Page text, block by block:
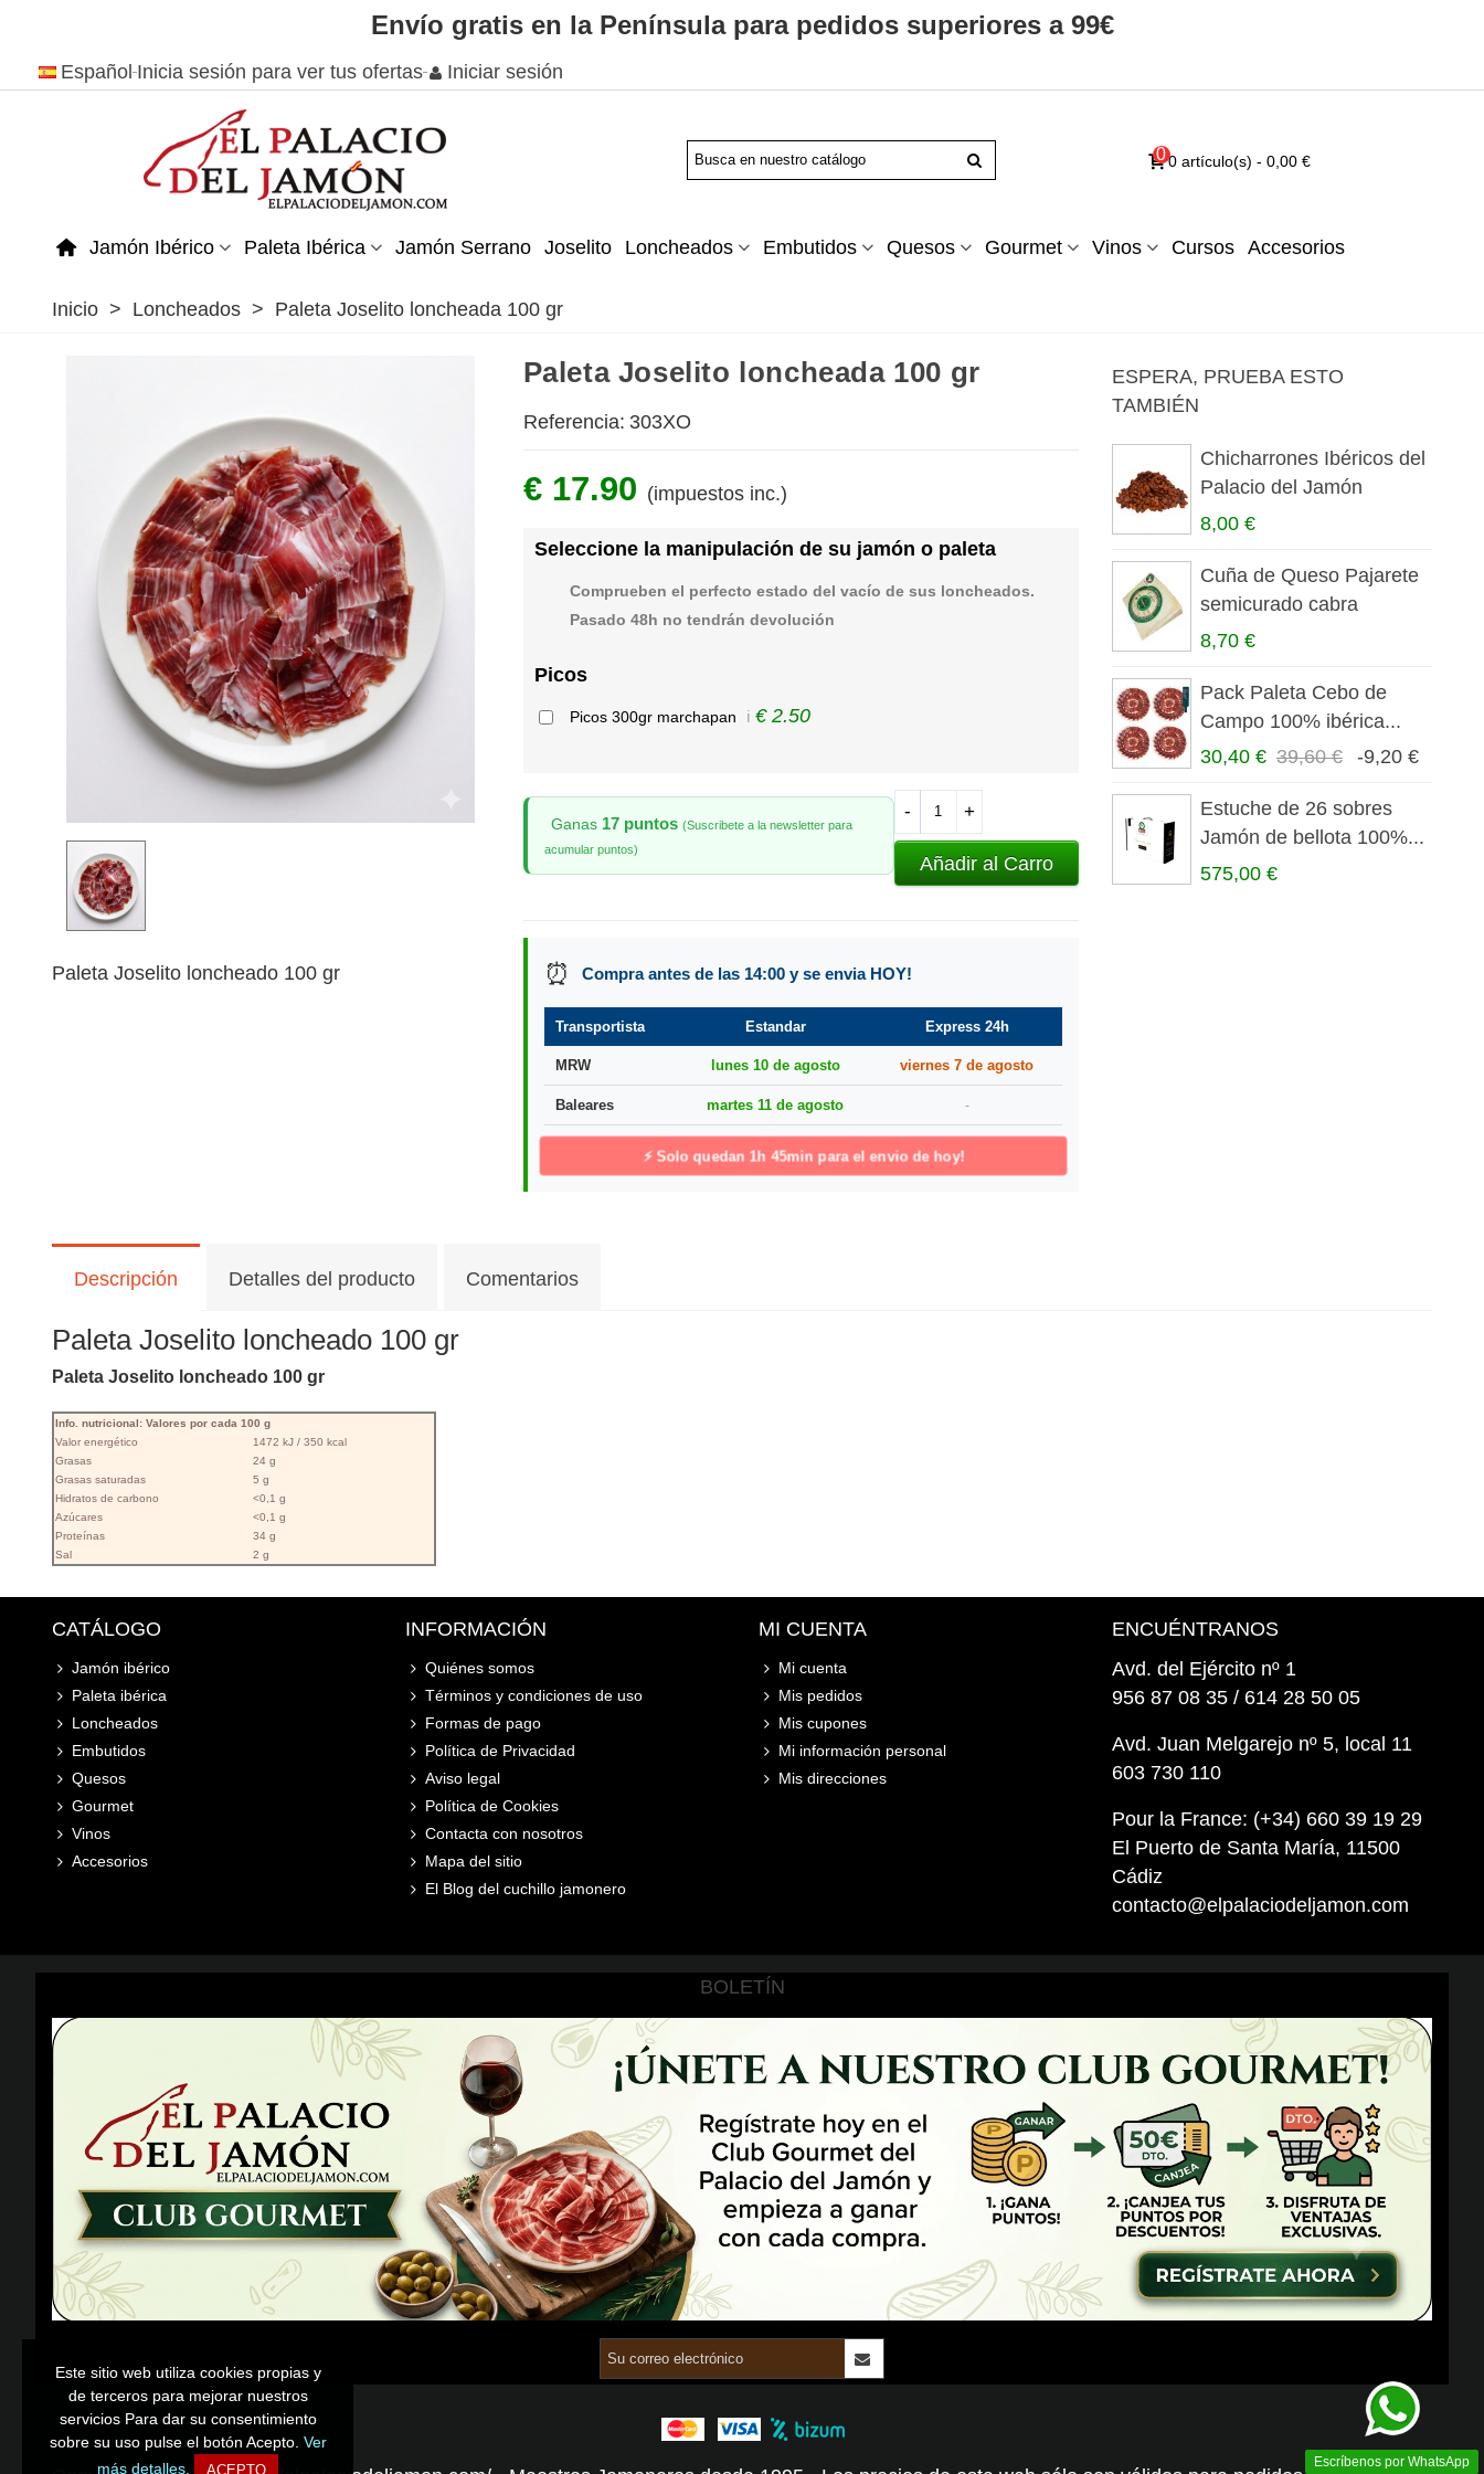
Envío gratis en la Península para pedidos superiores a 99€
Español Inicia sesión para ver tus ofertas Iniciar sesión
00 artículo(s) - 0,00 €
Jamón Ibérico Paleta Ibérica Jamón Serrano Joselito Loncheados Embutidos Quesos Gourmet Vinos Cursos Accesorios
Inicio > Loncheados > Paleta Joselito loncheada 100 gr
Paleta Joselito loncheado 100 gr
Paleta Joselito loncheada 100 gr
Referencia: 303XO
€ 17.90 (impuestos inc.)
Seleccione la manipulación de su jamón o paleta
Comprueben el perfecto estado del vacío de sus loncheados.
Pasado 48h no tendrán devolución
Picos
Picos 300gr marchapan ℹ️ € 2.50
Ganas 17 puntos (Suscribete a la newsletter para
acumular puntos)
- +
Añadir al Carro
⏰ Compra antes de las 14:00 y se envia HOY!
Transportista Estandar Express 24h
MRW lunes 10 de agosto viernes 7 de agosto
Baleares martes 11 de agosto -
⚡ Solo quedan1h 45min para el envio de hoy!
Este sitio web utiliza cookies propias y
de terceros para mejorar nuestros
servicios Para dar su consentimiento
sobre su uso pulse el botón Acepto. Ver
más detalles.
ACEPTO
ESPERA, PRUEBA ESTO
TAMBIÉN
Chicharrones Ibéricos del
Palacio del Jamón
8,00 €
Cuña de Queso Pajarete
semicurado cabra
8,70 €
Pack Paleta Cebo de
Campo 100% ibérica...
30,40 € 39,60 € -9,20 €
Estuche de 26 sobres
Jamón de bellota 100%...
575,00 €
Descripción Detalles del producto Comentarios
Paleta Joselito loncheado 100 gr
Paleta Joselito loncheado 100 gr
Info. nutricional: Valores por cada 100 g
Valor energético
1472 kJ / 350 kcal
Grasas
24 g
Grasas saturadas
5 g
Hidratos de carbono
<0,1 g
Azúcares
<0,1 g
Proteínas
34 g
Sal
2 g
CATÁLOGO
Jamón ibérico
Paleta ibérica
Loncheados
Embutidos
Quesos
Gourmet
Vinos
Accesorios
INFORMACIÓN
Quiénes somos
Términos y condiciones de uso
Formas de pago
Política de Privacidad
Aviso legal
Política de Cookies
Contacta con nosotros
Mapa del sitio
El Blog del cuchillo jamonero
MI CUENTA
Mi cuenta
Mis pedidos
Mis cupones
Mi información personal
Mis direcciones
ENCUÉNTRANOS
Avd. del Ejército nº 1
956 87 08 35 / 614 28 50 05
Avd. Juan Melgarejo nº 5, local 11
603 730 110
Pour la France: (+34) 660 39 19 29
El Puerto de Santa María, 11500
Cádiz
contacto@elpalaciodeljamon.com
Este sitio web utiliza cookies propias y
de terceros para mejorar nuestros
servicios Para dar su consentimiento
sobre su uso pulse el botón Acepto. Ver
más detalles.
ACEPTO Escríbenos por WhatsApp
BOLETÍN